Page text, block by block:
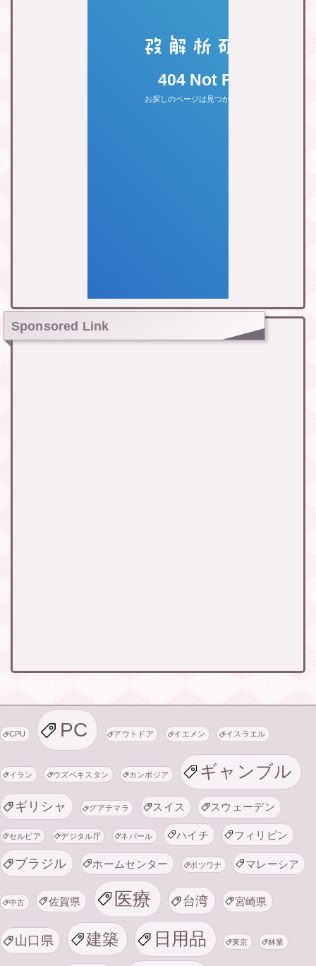
Sponsored Link
CPU PC アウトドア イエメン イスラエル
イラン ウズベキスタン カンボジア ギャンブル
ギリシャ グアテマラ スイス スウェーデン
セルビア デジタル庁 ネパール ハイチ フィリピン
ブラジル ホームセンター ボツワナ マレーシア
中古 佐賀県 医療 台湾 宮崎県
山口県 建築 日用品 東京 林業